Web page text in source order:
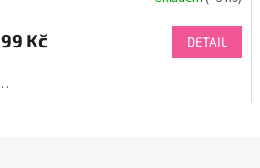
99 Kč DETAIL
...